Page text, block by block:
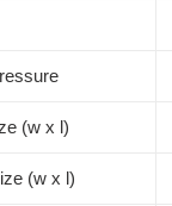
(w x l)
(w x l)